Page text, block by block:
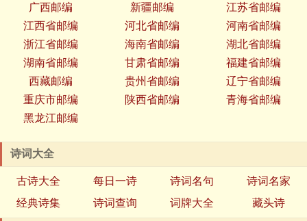
广西邮编
新疆邮编
江苏省邮编
江西省邮编
河北省邮编
河南省邮编
浙江省邮编
海南省邮编
湖北省邮编
湖南省邮编
甘肃省邮编
福建省邮编
西藏邮编
贵州省邮编
辽宁省邮编
重庆市邮编
陕西省邮编
青海省邮编
黑龙江邮编
诗词大全
古诗大全 每日一诗 诗词名句
诗词名家
经典诗集
诗词查询 词牌大全 藏头诗